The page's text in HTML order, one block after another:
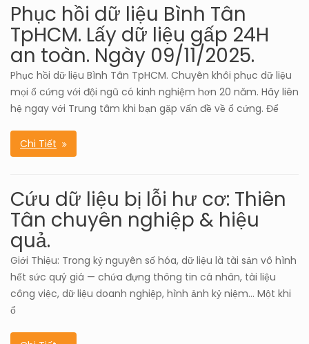
Phục hồi dữ liệu Bình Tân
TpHCM. Lấy dữ liệu gấp 24H
an toàn. Ngày 09/11/2025.
Phục hồi dữ liệu Bình Tân TpHCM. Chuyên khôi phục dữ liệu
mọi ổ cứng với đội ngũ có kinh nghiệm hơn 20 năm. Hãy liên
hệ ngay với Trung tâm khi bạn gặp vấn đề về ổ cứng. Để
Chi Tiết
Cứu dữ liệu bị lỗi hư cơ: Thiên
Tân chuyên nghiệp & hiệu
quả.
Giới Thiệu: Trong kỷ nguyên số hóa, dữ liệu là tài sản vô hình
hết sức quý giá — chứa đựng thông tin cá nhân, tài liệu
công việc, dữ liệu doanh nghiệp, hình ảnh kỷ niệm… Một khi
ổ